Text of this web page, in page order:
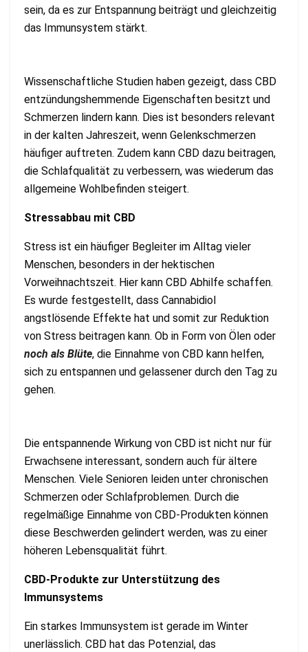
sein, da es zur Entspannung beiträgt und gleichzeitig
das Immunsystem stärkt.
Wissenschaftliche Studien haben gezeigt, dass CBD
entzündungshemmende Eigenschaften besitzt und
Schmerzen lindern kann. Dies ist besonders relevant
in der kalten Jahreszeit, wenn Gelenkschmerzen
häufiger auftreten. Zudem kann CBD dazu beitragen,
die Schlafqualität zu verbessern, was wiederum das
allgemeine Wohlbefinden steigert.
Stressabbau mit CBD
Stress ist ein häufiger Begleiter im Alltag vieler
Menschen, besonders in der hektischen
Vorweihnachtszeit. Hier kann CBD Abhilfe schaffen.
Es wurde festgestellt, dass Cannabidiol
angstlösende Effekte hat und somit zur Reduktion
von Stress beitragen kann. Ob in Form von Ölen oder
noch als Blüte, die Einnahme von CBD kann helfen,
sich zu entspannen und gelassener durch den Tag zu
gehen.
Die entspannende Wirkung von CBD ist nicht nur für
Erwachsene interessant, sondern auch für ältere
Menschen. Viele Senioren leiden unter chronischen
Schmerzen oder Schlafproblemen. Durch die
regelmäßige Einnahme von CBD-Produkten können
diese Beschwerden gelindert werden, was zu einer
höheren Lebensqualität führt.
CBD-Produkte zur Unterstützung des
Immunsystems
Ein starkes Immunsystem ist gerade im Winter
unerlässlich. CBD hat das Potenzial, das